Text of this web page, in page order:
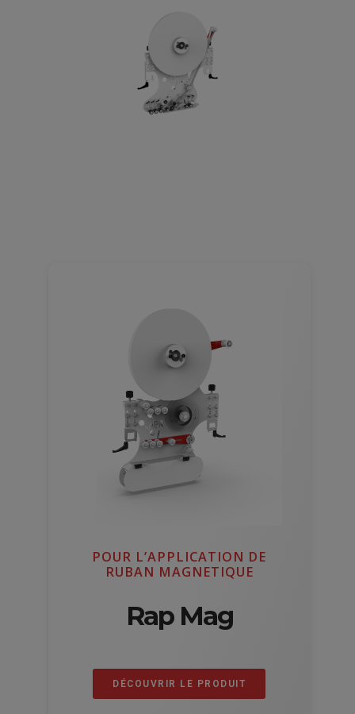
POUR L’APPLICATION DE
RUBAN MAGNETIQUE
Rap Mag
DÉCOUVRIR LE PRODUIT